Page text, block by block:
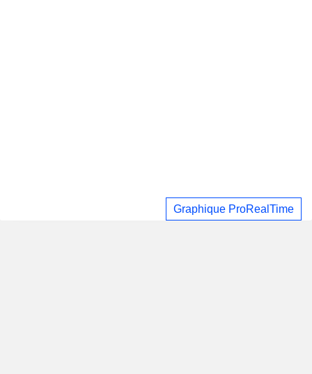
Graphique ProRealTime